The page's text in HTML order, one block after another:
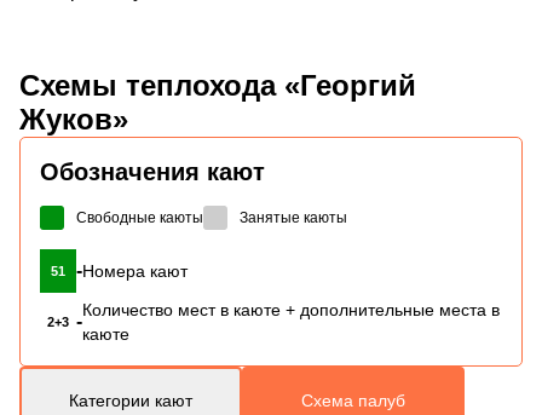
Схемы теплохода «Георгий
Жуков»
Обозначения кают
Свободные каюты Занятые каюты
51 -Номера кают
2+3 -
Количество мест в каюте + дополнительные места в
каюте
Категории кают Схема палуб